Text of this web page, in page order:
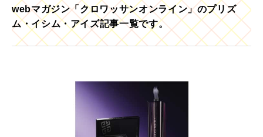
webマガジン「クロワッサンオンライン」のプリズ
ム・イシム・アイズ記事一覧です。